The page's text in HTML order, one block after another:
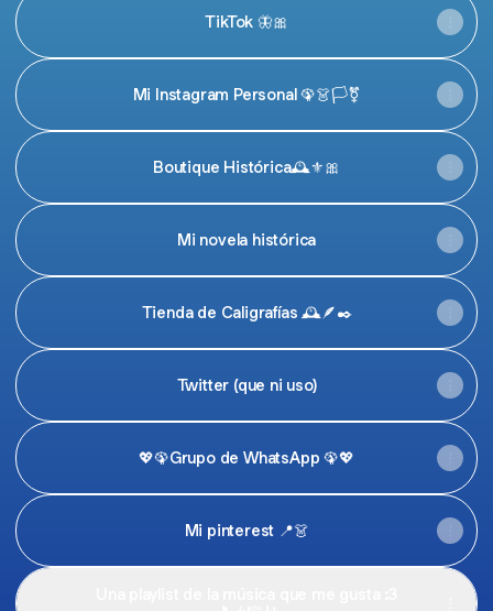
TikTok 🦋🎀
Mi Instagram Personal 🦚👗🏳️‍⚧️
Boutique Histórica🕰️⚜️🎀
Mi novela histórica
Tienda de Caligrafías 🕰️🪶✒️
Twitter (que ni uso)
💖🦚Grupo de WhatsApp 🦚💖
Mi pinterest 📍👗